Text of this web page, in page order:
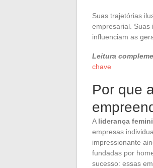
Suas trajetórias
empresarial. Suas
influenciam as
Leitura
chave
Por que
A liderança
empresas
impressionante
fundadas por
sucesso: essas